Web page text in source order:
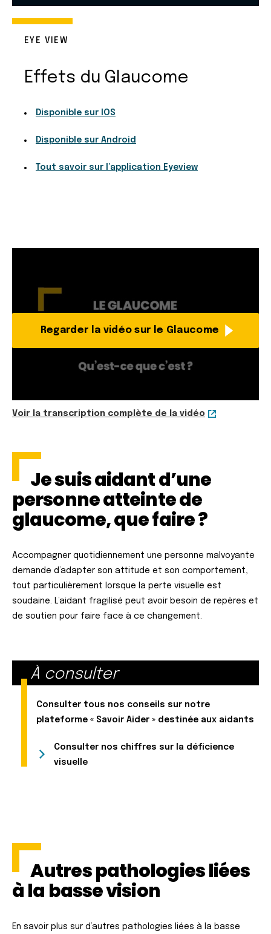
EYE VIEW
Effets du Glaucome
Disponible sur IOS
Disponible sur Android
Tout savoir sur l’application Eyeview
Regarder la vidéo sur le Glaucome
Voir la transcription complète de la vidéo
Je suis aidant d’une
personne atteinte de
glaucome, que faire ?
Accompagner quotidiennement une personne malvoyante
demande d’adapter son attitude et son comportement,
tout particulièrement lorsque la perte visuelle est
soudaine. L’aidant fragilisé peut avoir besoin de repères et
de soutien pour faire face à ce changement.
À consulter
Consulter tous nos conseils sur notre
plateforme « Savoir Aider » destinée aux aidants
Consulter nos chiffres sur la déficience
visuelle
Autres pathologies liées
à la basse vision
En savoir plus sur d’autres pathologies liées à la basse